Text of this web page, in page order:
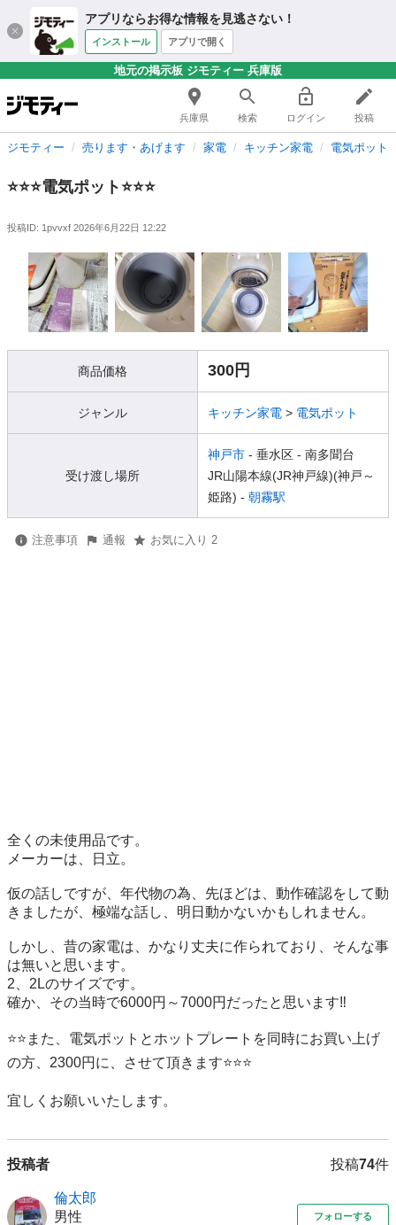
アプリならお得な情報を見逃さない！
インストール アプリで開く
地元の掲示板 ジモティー 兵庫版
兵庫県 検索 ログイン 投稿
ジモティー 売ります・あげます 家電 キッチン家電 電気ポット
⭐⭐⭐電気ポット⭐⭐⭐
投稿ID: 1pvvxf 2026年6月22日 12:22
商品価格 300円
ジャンル キッチン家電 > 電気ポット
受け渡し場所
神戸市 - 垂水区 - 南多聞台
JR山陽本線(JR神戸線)(神戸～
姫路) - 朝霧駅
注意事項 通報 お気に入り 2
全くの未使用品です。
メーカーは、日立。
仮の話しですが、年代物の為、先ほどは、動作確認をして動
きましたが、極端な話し、明日動かないかもしれません。
しかし、昔の家電は、かなり丈夫に作られており、そんな事
は無いと思います。
2、2Lのサイズです。
確か、その当時で6000円～7000円だったと思います‼️
⭐⭐また、電気ポットとホットプレートを同時にお買い上げ
の方、2300円に、させて頂きます⭐⭐⭐
投稿者 投稿74件
倫太郎
男性
フォローする